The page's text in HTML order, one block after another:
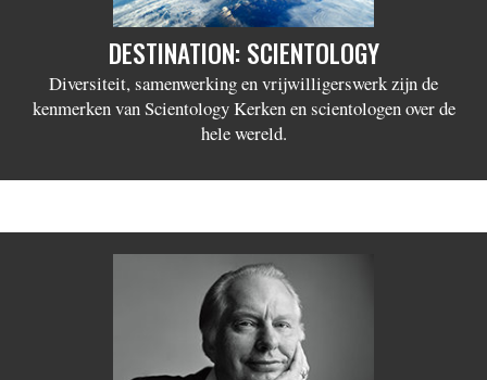
DESTINATION: SCIENTOLOGY
Diversiteit, samenwerking en vrijwilligerswerk zijn de
kenmerken van Scientology Kerken en scientologen over de
hele wereld.